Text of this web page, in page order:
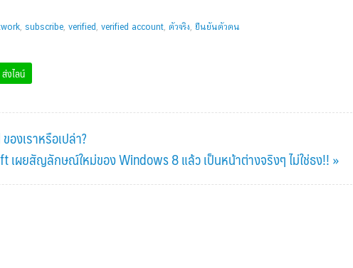
, subscribe, verified , verified account, ตัวจริง, ยืนยันตัวตน
ส่งไลน์
องเราหรือเปล่า?
เผยสัญลักษณ์ใหม่ของ Windows 8 แล้ว เป็นหน้าต่างจริงๆ ไม่ใช่ธง!! »